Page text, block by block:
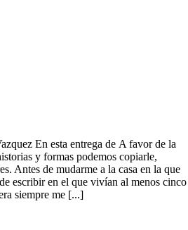
En esta entrega de A favor de la
y formas podemos copiarle,
Antes de mudarme a la casa en la que
escribir en el que vivían al menos cinco
siempre me [...]